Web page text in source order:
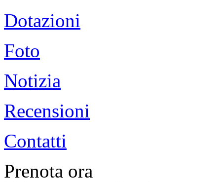
Dotazioni
Foto
Notizia
Recensioni
Contatti
Prenota ora